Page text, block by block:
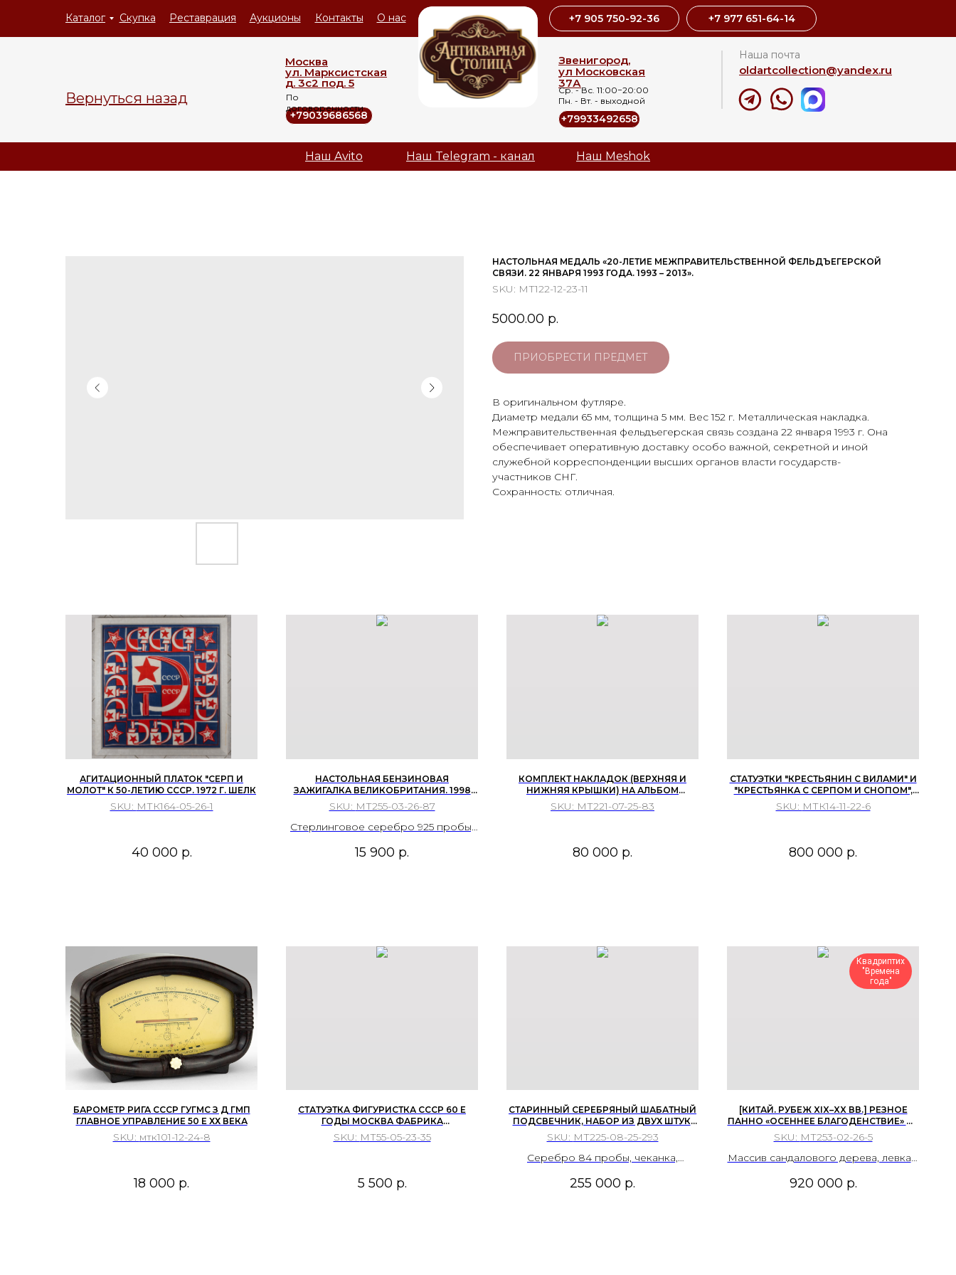
Наша почта
Аукционы
Реставрация
Скупка Контакты О нас
Каталог
oldartcollection@yandex.ru
+7 977 651-64-14
Москва
ул. Марксистская
д. 3с2 под. 5
+79039686568
По
договоренности
+7 905 750-92-36
Вернуться назад
Звенигород,
ул Московская
37А
Ср. - Вс. 11:00−20:00
Пн. - Вт. - выходной
+79933492658
Наш Meshok
Наш Avito Наш Telegram - канал
НАСТОЛЬНАЯ МЕДАЛЬ «20-ЛЕТИЕ МЕЖПРАВИТЕЛЬСТВЕННОЙ ФЕЛЬДЪЕГЕРСКОЙ
СВЯЗИ. 22 ЯНВАРЯ 1993 ГОДА. 1993 – 2013».
SKU: МТ122-12-23-11
5000.00 р.
ПРИОБРЕСТИ ПРЕДМЕТ
В оригинальном футляре.
Диаметр медали 65 мм, толщина 5 мм. Вес 152 г. Металлическая накладка.
Межправительственная фельдъегерская связь создана 22 января 1993 г. Она
обеспечивает оперативную доставку особо важной, секретной и иной
служебной корреспонденции высших органов власти государств-
участников СНГ.
Сохранность: отличная.
АГИТАЦИОННЫЙ ПЛАТОК "СЕРП И
МОЛОТ" К 50-ЛЕТИЮ СССР. 1972 Г. ШЕЛК
SKU: МТК164-05-26-1
40 000 р.
НАСТОЛЬНАЯ БЕНЗИНОВАЯ
ЗАЖИГАЛКА ВЕЛИКОБРИТАНИЯ. 1998
ГОД . В КОРПУСЕ ИЗ СТЕРЛИНГОВОГО
СЕРЕБРА. ЮВЕЛИРНЫЙ ДОМ MAPPIN &
WEBB (МАППИН И ВЕББ). БИРМИНГЕМ
SKU: МТ255-03-26-87
Стерлинговое серебро 925 пробы,
металл, хромирование; штамп,
15 900 р.
КОМПЛЕКТ НАКЛАДОК (ВЕРХНЯЯ И
НИЖНЯЯ КРЫШКИ) НА АЛЬБОМ
«КНЯЖИЧ У МЕЛЬНИЦЫ ЛУННОЙ
НОЧЬЮ». ...
SKU: МТ221-07-25-83
80 000 р.
СТАТУЭТКИ "КРЕСТЬЯНИН С ВИЛАМИ" И
"КРЕСТЬЯНКА С СЕРПОМ И СНОПОМ",
1920-Е ГГ.
SKU: МТК14-11-22-6
800 000 р.
БАРОМЕТР РИГА СССР ГУГМС З Д ГМП
ГЛАВНОЕ УПРАВЛЕНИЕ 50 Е ХХ ВЕКА
SKU: мтк101-12-24-8
18 000 р.
СТАТУЭТКА ФИГУРИСТКА СССР 60 Е
ГОДЫ МОСКВА ФАБРИКА
ХУДОЖЕСТВЕННЫХ ИЗДЕЛИЙ ФХИ
SKU: МТ55-05-23-35
5 500 р.
СТАРИННЫЙ СЕРЕБРЯНЫЙ ШАБАТНЫЙ
ПОДСВЕЧНИК, НАБОР ИЗ ДВУХ ШТУК.
ПОЛЬША В СОСТАВЕ РОССИЙСКОЙ
ИМПЕРИИ, ПОСЛЕДНЯЯ ТРЕТЬ 19 ВЕКА.
SKU: МТ225-08-25-293
Серебро 84 пробы, чеканка,
255 000 р.
Квадриптих
"Времена
года"
[КИТАЙ. РУБЕЖ XIX–XX ВВ.] РЕЗНОЕ
ПАННО «ОСЕННЕЕ БЛАГОДЕНСТВИЕ» ИЗ
КВАДРИПТИХА «ВРЕМЕНА ГОДА» КИТАЙ
ПОЗДНЯЯ ДИНАСТИЯ ЦИН 1880–1910 ГГ.
SKU: МТ253-02-26-5
Массив сандалового дерева, левкас,
золото.
920 000 р.